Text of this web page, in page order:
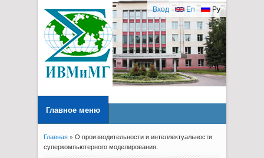
Ру
En
Вход
Главное меню
Вы здесь
Главная» О производительности и интеллектуальности
суперкомпьютерного моделирования.